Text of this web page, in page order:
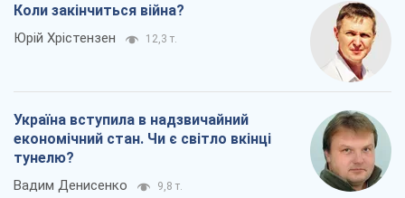
Коли закінчиться війна?
Юрій Хрістензен 12,3 т.
Україна вступила в надзвичайний
економічний стан. Чи є світло вкінці
тунелю?
Вадим Денисенко 9,8 т.